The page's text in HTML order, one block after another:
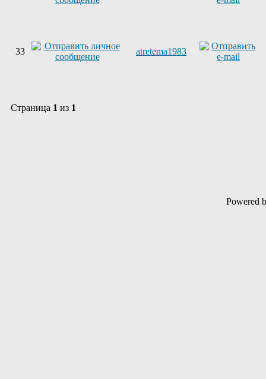
33 atretema1983
Страница 1 из 1
Powered